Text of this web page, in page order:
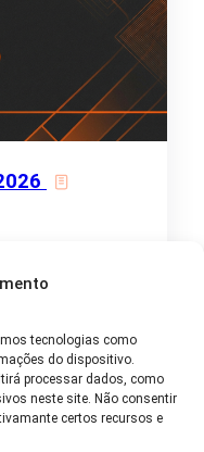
tecnologias como
do dispositivo.
processar dados, como
neste site. Não consentir
certos recursos e
exclusivas.